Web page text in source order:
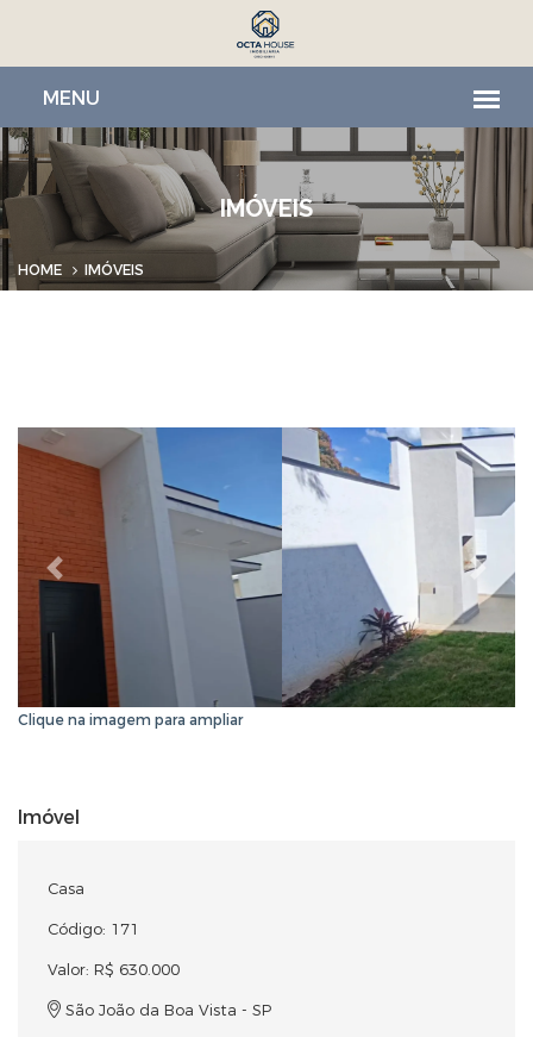
IMÓVEIS
HOME IMÓVEIS
Anterior
Clique na imagem para ampliar
Imóvel
Casa
Código: 171
Valor: R$ 630.000
São João da Boa Vista - SP